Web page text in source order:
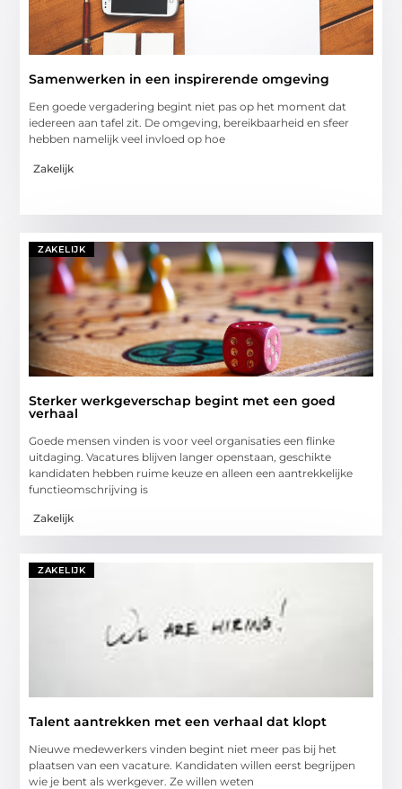
Samenwerken in een inspirerende omgeving
Een goede vergadering begint niet pas op het moment dat
iedereen aan tafel zit. De omgeving, bereikbaarheid en sfeer
hebben namelijk veel invloed op hoe
Zakelijk
ZAKELIJK
Sterker werkgeverschap begint met een goed
verhaal
Goede mensen vinden is voor veel organisaties een flinke
uitdaging. Vacatures blijven langer openstaan, geschikte
kandidaten hebben ruime keuze en alleen een aantrekkelijke
functieomschrijving is
Zakelijk
ZAKELIJK
Talent aantrekken met een verhaal dat klopt
Nieuwe medewerkers vinden begint niet meer pas bij het
plaatsen van een vacature. Kandidaten willen eerst begrijpen
wie je bent als werkgever. Ze willen weten